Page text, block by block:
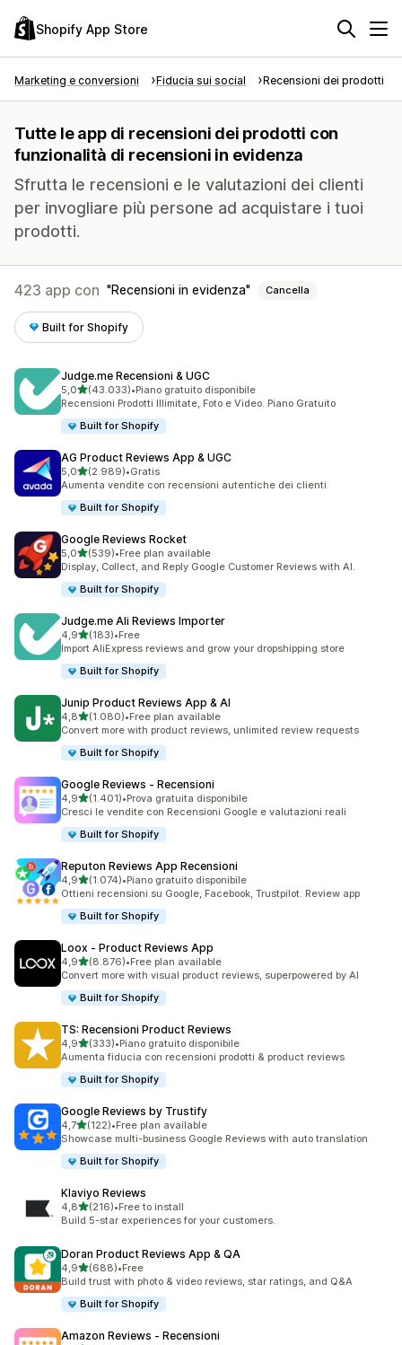
Shopify App Store
Marketing e conversioni Fiducia sui social Recensioni dei prodotti
Tutte le app di recensioni dei prodotti con
funzionalità di recensioni in evidenza
Sfrutta le recensioni e le valutazioni dei clienti
per invogliare più persone ad acquistare i tuoi
prodotti.
423 app con Recensioni in evidenza Cancella
Built for Shopify
Judge.me Recensioni & UGC
5,0stelle su 5
(43.033)
43033 recensioni totali
•Piano gratuito disponibile
Recensioni Prodotti Illimitate, Foto e Video. Piano Gratuito
Built for Shopify
AG Product Reviews App & UGC
5,0stelle su 5
(2.989)
2989 recensioni totali
•Gratis
Aumenta vendite con recensioni autentiche dei clienti.
Built for Shopify
Google Reviews Rocket
5,0stelle su 5
(539)
539 recensioni totali
•Free plan available
Display, Collect, and Reply Google Customer Reviews with AI.
Built for Shopify
Judge.me Ali Reviews Importer
4,9stelle su 5
(183)
183 recensioni totali
•Free
Import AliExpress reviews and grow your dropshipping store
Built for Shopify
Junip Product Reviews App & AI
4,8stelle su 5
(1.080)
1080 recensioni totali
•Free plan available
Convert more with product reviews, unlimited review requests
Built for Shopify
Google Reviews ‑ Recensioni
4,9stelle su 5
(1.401)
1401 recensioni totali
•Prova gratuita disponibile
Cresci le vendite con Recensioni Google e valutazioni reali
Built for Shopify
Reputon Reviews App Recensioni
4,9stelle su 5
(1.074)
1074 recensioni totali
•Piano gratuito disponibile
Ottieni recensioni su Google, Facebook, Trustpilot. Review app
Built for Shopify
Loox ‑ Product Reviews App
4,9stelle su 5
(8.876)
8876 recensioni totali
•Free plan available
Convert more with visual product reviews, superpowered by AI
Built for Shopify
TS: Recensioni Product Reviews
4,9stelle su 5
(333)
333 recensioni totali
•Piano gratuito disponibile
Aumenta fiducia con recensioni prodotti & product reviews
Built for Shopify
Google Reviews by Trustify
4,7stelle su 5
(122)
122 recensioni totali
•Free plan available
Showcase multi-business Google Reviews with auto translation
Built for Shopify
Klaviyo Reviews
4,8stelle su 5
(216)
216 recensioni totali
•Free to install
Build 5-star experiences for your customers.
Doran Product Reviews App & QA
4,9stelle su 5
(688)
688 recensioni totali
•Free
Build trust with photo & video reviews, star ratings, and Q&A
Built for Shopify
Amazon Reviews ‑ Recensioni